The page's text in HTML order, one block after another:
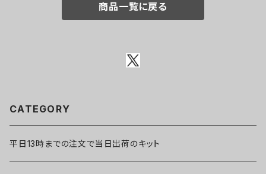
商品一覧に戻る
CATEGORY
平日13時までの注文で当日出荷のキット